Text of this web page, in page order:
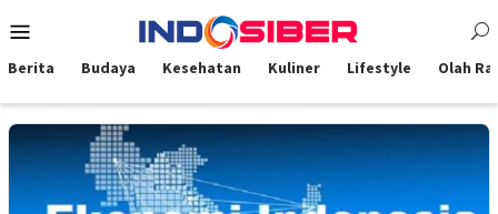
ke
Mobile
Berita Budaya Kesehatan Kuliner Lifestyle Olah